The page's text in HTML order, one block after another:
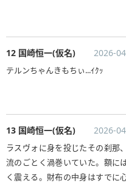
12 国崎恒一(仮名) 2026-
テルンちゃんきもちぃ...ｲｸｯ
13 国崎恒一(仮名) 2026-
ラスヴォに身を投じたその刹那
流のごとく渦巻いていた。額に
く震える。財布の中身はすでに